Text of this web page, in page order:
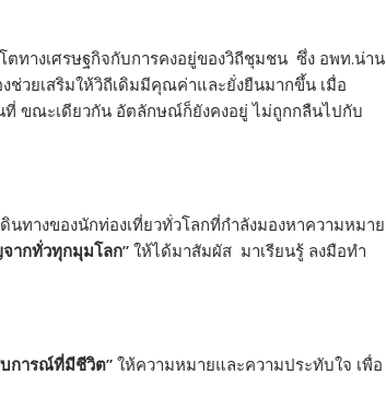
โตทางเศรษฐกิจกับการคงอยู่ของวิถีชุมชน ซึ่ง อพท.น่าน
วยเสริมให้วิถีเดิมมีคุณค่าและยั่งยืนมากขึ้น เมื่อ
ที่ ขณะเดียวกัน อัตลักษณ์ก็ยังคงอยู่ ไม่ถูกกลืนไปกับ
ทางของนักท่องเที่ยวทั่วโลกที่กำลังมองหาความหมาย
ากทั่วทุกมุมโลก” ให้ได้มาสัมผัส มาเรียนรู้ ลงมือทำ
การณ์ที่มีชีวิต” ให้ความหมายและความประทับใจ เพื่อ